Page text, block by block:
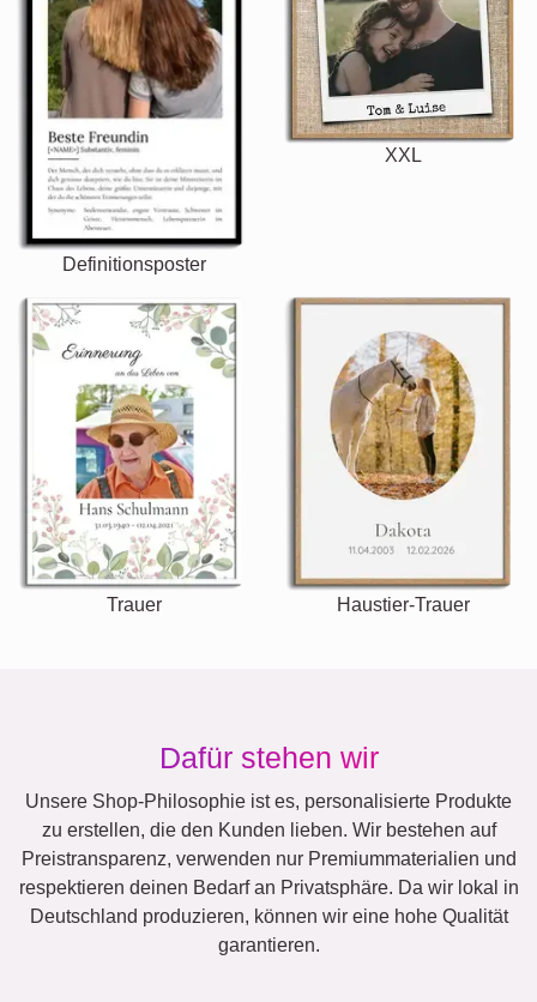
Definitionsposter
XXL
Trauer Haustier-Trauer
Dafür stehen wir
Unsere Shop-Philosophie ist es, personalisierte Produkte
zu erstellen, die den Kunden lieben. Wir bestehen auf
Preistransparenz, verwenden nur Premiummaterialien und
respektieren deinen Bedarf an Privatsphäre. Da wir lokal in
Deutschland produzieren, können wir eine hohe Qualität
garantieren.